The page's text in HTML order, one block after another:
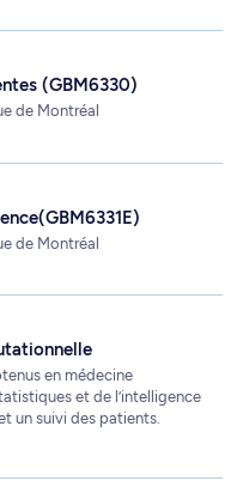
(GBM6330)
de Montréal
de Montréal
en médecine
et de l’intelligence
un suivi des patients.